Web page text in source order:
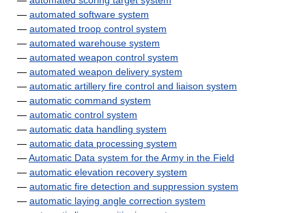
— automated software system
— automated troop control system
— automated warehouse system
— automated weapon control system
— automated weapon delivery system
— automatic artillery fire control and liaison system
— automatic command system
— automatic control system
— automatic data handling system
— automatic data processing system
—Automatic Data system for the Army in the Field
— automatic elevation recovery system
— automatic fire detection and suppression system
— automatic laying angle correction system